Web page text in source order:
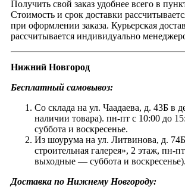
Получить свой заказ удобнее всего в
Стоимость и срок доставки
при оформлении заказа. Курьерская
рассчитывается индивидуально
Нижний Новгород
Бесплатный самовывоз:
Со склада на ул. Чаадаева, д. 43Б в
наличии товара). пн-пт с 10:00 до
суббота и воскресенье.
Из шоурума на ул. Литвинова, д.
строительная галерея», 2 этаж, пн-
выходные — суббота и воскресенье).
Доставка по Нижнему Новгороду: